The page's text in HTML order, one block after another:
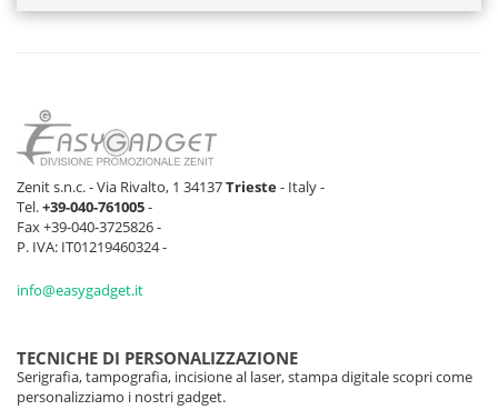
Zenit s.n.c. - Via Rivalto, 1 34137Trieste- Italy -
Tel.+39-040-761005-
Fax +39-040-3725826 -
P. IVA: IT01219460324 -
info@easygadget.it
TECNICHE DI PERSONALIZZAZIONE
Serigrafia, tampografia, incisione al laser, stampa digitale scopri come
personalizziamo i nostri gadget.